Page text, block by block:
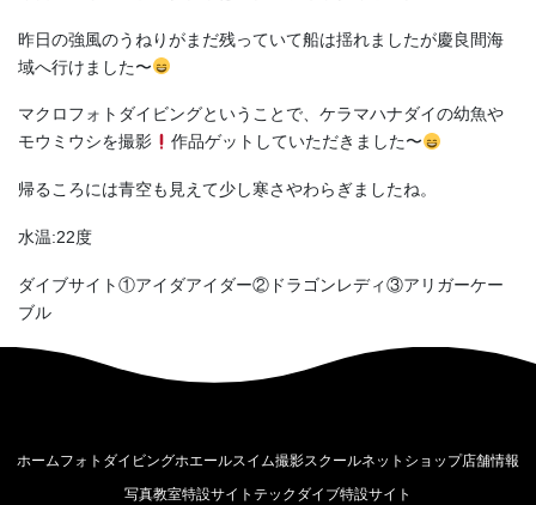
昨日の強風のうねりがまだ残っていて船は揺れましたが慶良間海
域へ行けました〜
マクロフォトダイビングということで、ケラマハナダイの幼魚や
モウミウシを撮影
作品ゲットしていただきました〜
帰るころには青空も見えて少し寒さやわらぎましたね。
水温:22度
ダイブサイト①アイダアイダー②ドラゴンレディ③アリガーケー
ブル
ホームフォトダイビングホエールスイム撮影スクールネットショップ店舗情報
写真教室特設サイト テックダイブ特設サイト